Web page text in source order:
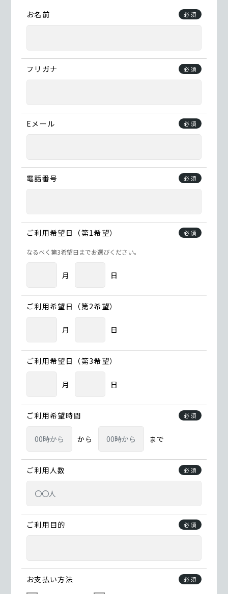
お名前 必須
フリガナ 必須
Eメール 必須
電話番号 必須
ご利用希望日（第1希望）
なるべく第3希望日までお選びください。
必須
月 日
ご利用希望日（第2希望）
月 日
ご利用希望日（第3希望）
月 日
ご利用希望時間 必須
から まで
ご利用人数 必須
ご利用目的 必須
お支払い方法 必須